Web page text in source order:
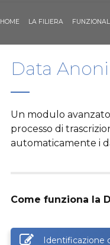
HOME LA FILIERA
Data
Un modulo
processo di
automaticamente i
Come funziona la
Identificazione